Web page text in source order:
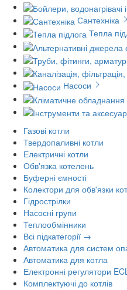
Сантехніка
Тепла
Насоси
Газові котли
Твердопаливні котли
Електричні котли
Обв'язка котелень
Буферні ємності
Колектори для обв'язки
Гідрострілки
Насосні групи
Теплообмінники
Всі підкатегорії →
Автоматика для систем
Автоматика для котла
Електронні регулятори
Комплектуючі до котлів